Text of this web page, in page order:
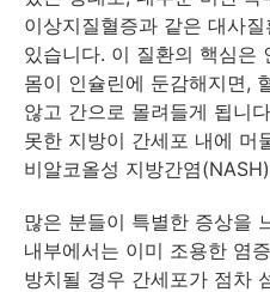
이상지질혈증과 같은 대사
있습니다. 이 질환의 핵심은
몸이 인슐린에 둔감해지면,
않고 간으로 몰려들게 됩니
못한 지방이 간세포 내에 머
비알코올성 지방간염
많은 분들이 특별한 증상을
내부에서는 이미 조용한 염
방치될 경우 간세포가 점차